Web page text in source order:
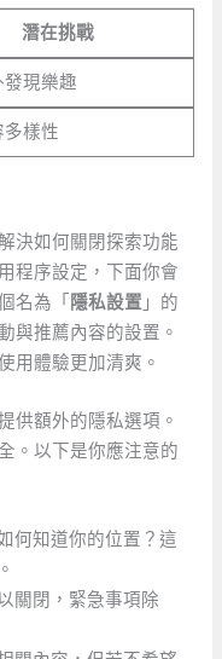
潛在挑戰
現樂趣
樣性
決如何關閉探索功能
程序設定，下面你會
名為「 隱私設置 」的
與推薦內容的設置。
用體驗更加清爽。
供額外的隱私選項。
。以下是你應注意的
何知道你的位置？這
關閉，緊急事項除